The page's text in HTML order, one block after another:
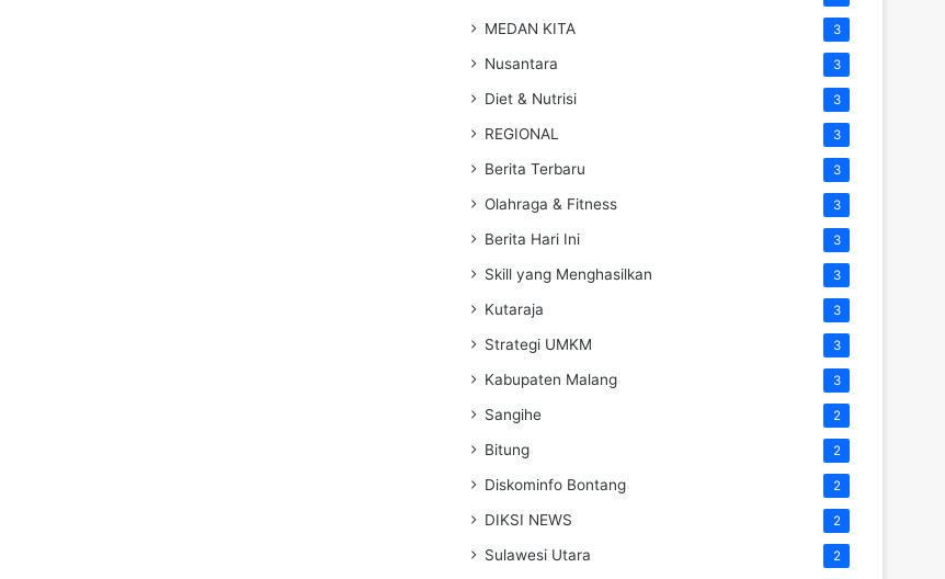
MEDAN KITA 3
Nusantara 3
Diet & Nutrisi 3
REGIONAL 3
Berita Terbaru 3
Olahraga & Fitness 3
Berita Hari Ini 3
Skill yang Menghasilkan 3
Kutaraja 3
Strategi UMKM 3
Kabupaten Malang 3
Sangihe 2
Bitung 2
Diskominfo Bontang 2
DIKSI NEWS 2
Sulawesi Utara 2